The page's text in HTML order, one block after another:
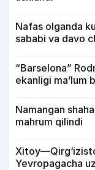
Nafas olganda
sababi va davo
“Barselona”
ekanligi ma’lum
Namangan
mahrum qilindi
Yevropagacha